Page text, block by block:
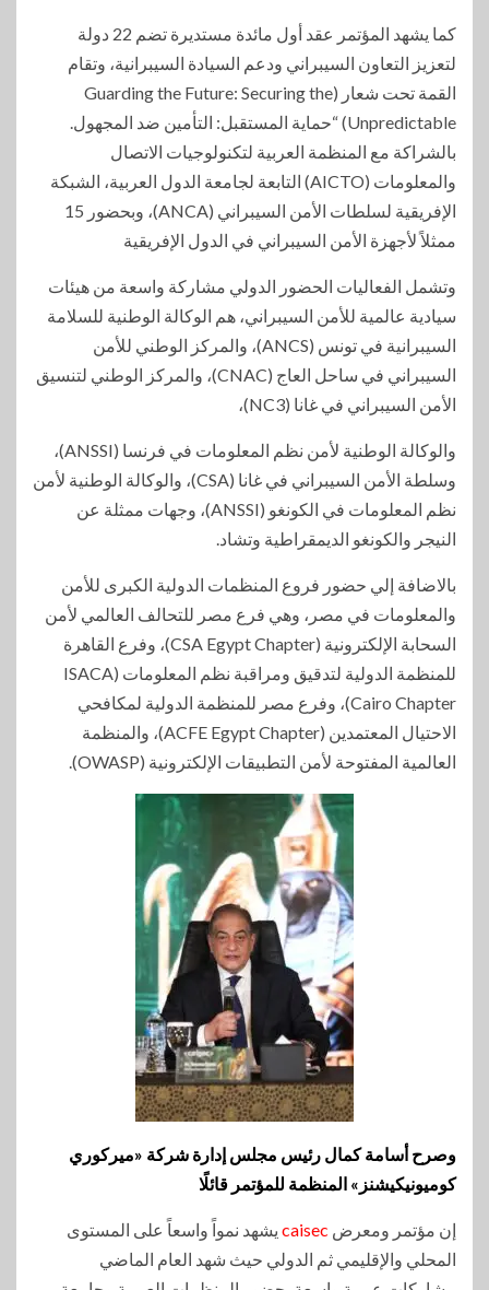
كما يشهد المؤتمر عقد أول مائدة مستديرة تضم 22 دولة
لتعزيز التعاون السيبراني ودعم السيادة السيبرانية، وتقام
القمة تحت شعار (Guarding the Future: Securing the
Unpredictable) “حماية المستقبل: التأمين ضد المجهول.
بالشراكة مع المنظمة العربية لتكنولوجيات الاتصال
والمعلومات (AICTO) التابعة لجامعة الدول العربية، الشبكة
الإفريقية لسلطات الأمن السيبراني (ANCA)، وبحضور 15
ممثلاً لأجهزة الأمن السيبراني في الدول الإفريقية
وتشمل الفعاليات الحضور الدولي مشاركة واسعة من هيئات
سيادية عالمية للأمن السيبراني، هم الوكالة الوطنية للسلامة
السيبرانية في تونس (ANCS)، والمركز الوطني للأمن
السيبراني في ساحل العاج (CNAC)، والمركز الوطني لتنسيق
الأمن السيبراني في غانا (NC3)،
والوكالة الوطنية لأمن نظم المعلومات في فرنسا (ANSSI)،
وسلطة الأمن السيبراني في غانا (CSA)، والوكالة الوطنية لأمن
نظم المعلومات في الكونغو (ANSSI)، وجهات ممثلة عن
النيجر والكونغو الديمقراطية وتشاد.
بالاضافة إلي حضور فروع المنظمات الدولية الكبرى للأمن
والمعلومات في مصر، وهي فرع مصر للتحالف العالمي لأمن
السحابة الإلكترونية (CSA Egypt Chapter)، وفرع القاهرة
للمنظمة الدولية لتدقيق ومراقبة نظم المعلومات (ISACA
Cairo Chapter)، وفرع مصر للمنظمة الدولية لمكافحي
الاحتيال المعتمدين (ACFE Egypt Chapter)، والمنظمة
العالمية المفتوحة لأمن التطبيقات الإلكترونية (OWASP).
وصرح أسامة كمال رئيس مجلس إدارة شركة «ميركوري
كوميونيكيشنز» المنظمة للمؤتمر قائلًا
إن مؤتمر ومعرض caisec يشهد نمواً واسعاً على المستوى
المحلي والإقليمي ثم الدولي حيث شهد العام الماضي